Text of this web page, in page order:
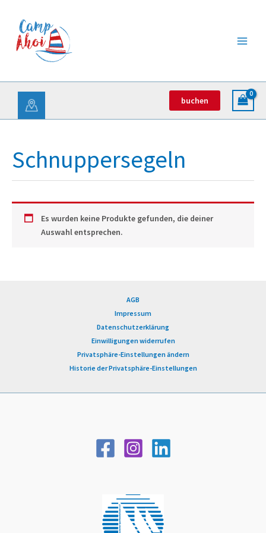
Inhalt
springen
buchen
Schnuppersegeln
Es wurden keine Produkte gefunden, die deiner
Auswahl entsprechen.
AGB
Impressum
Datenschutzerklärung
Einwilligungen widerrufen
Privatsphäre-Einstellungen ändern
Historie der Privatsphäre-Einstellungen